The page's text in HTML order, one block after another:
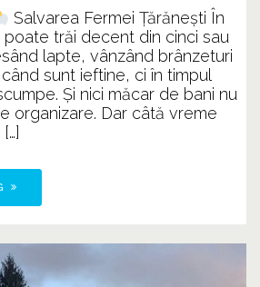
Salvarea Fermei Ţărăneşti În
trăi decent din cinci sau
lapte, vânzând brânzeturi
sunt ieftine, ci în timpul
Şi nici măcar de bani nu
organizare. Dar câtă vreme